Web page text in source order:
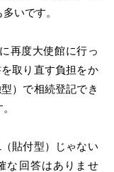
いです。
再度大使館に行っ
取り直す負担をか
）で相続登記でき
貼付型）じゃない
な回答はありませ